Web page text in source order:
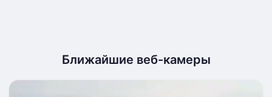
Ближайшие веб-камеры